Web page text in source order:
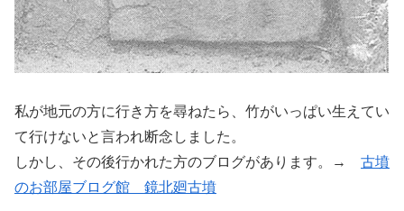
私が地元の方に行き方を尋ねたら、竹がいっぱい生えてい
て行けないと言われ断念しました。
しかし、その後行かれた方のブログがあります。→ 古墳
のお部屋ブログ館 鏡北廻古墳